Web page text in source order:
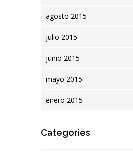
agosto 2015
julio 2015
junio 2015
mayo 2015
enero 2015
Categories